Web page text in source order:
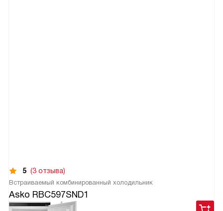
5 (3 отзыва)
Встраиваемый комбинированный холодильник
Asko RBC597SND1